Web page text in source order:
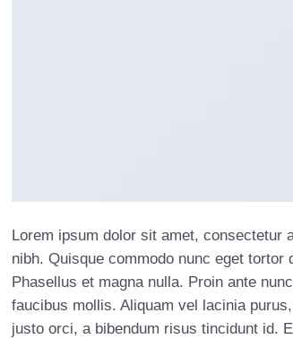
Lorem ipsum dolor sit amet,
nibh. Quisque commodo nunc eget
Phasellus et magna nulla. Proin ante
faucibus mollis. Aliquam vel lacinia
justo orci, a bibendum risus tincidunt id.